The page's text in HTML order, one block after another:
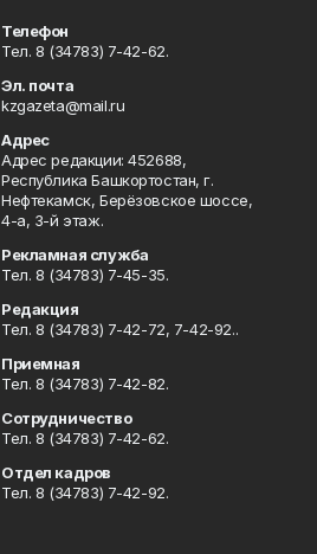
Телефон
Тел. 8 (34783) 7-42-62.
Эл. почта
kzgazeta@mail.ru
Адрес
Адрес редакции: 452688,
Республика Башкортостан, г.
Нефтекамск, Берёзовское шоссе,
4-а, 3-й этаж.
Рекламная служба
Тел. 8 (34783) 7-45-35.
Редакция
Тел. 8 (34783) 7-42-72, 7-42-92..
Приемная
Тел. 8 (34783) 7-42-82.
Сотрудничество
Тел. 8 (34783) 7-42-62.
Отдел кадров
Тел. 8 (34783) 7-42-92.